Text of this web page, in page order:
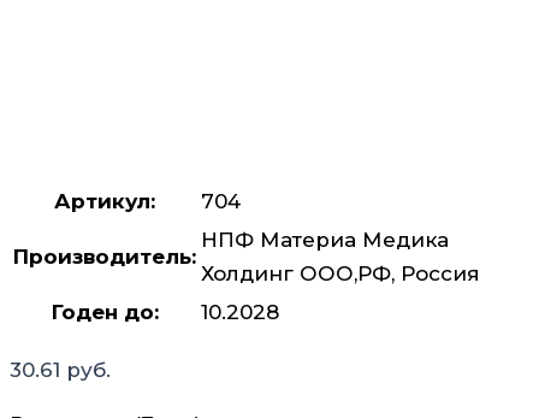
Артикул: 704
Производитель:
НПФ Материа Медика
Холдинг ООО,РФ, Россия
Годен до:
10.2028
30.61 руб.